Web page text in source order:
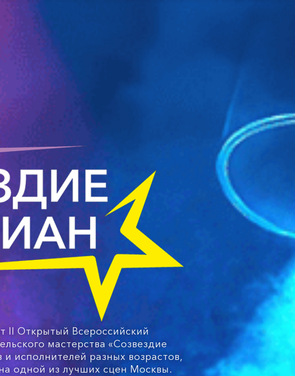
II Открытый Всероссийский
мастерства «Созвездие
исполнителей разных возрастов,
одной из лучших сцен Москвы.